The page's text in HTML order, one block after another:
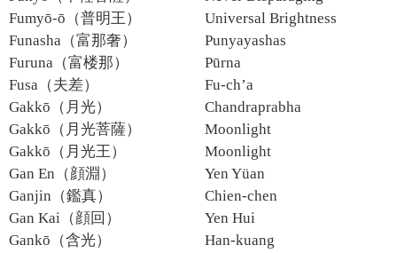
Fumyō-ō（普明王）
Universal Brightness
Funasha（富那奢）
Punyayashas
Furuna（富楼那）
Pūrna
Fusa（夫差）
Fu-ch’a
Gakkō（月光）
Chandraprabha
Gakkō（月光菩薩）
Moonlight
Gakkō（月光王）
Moonlight
Gan En（顔淵）
Yen Yüan
Ganjin（鑑真）
Chien-chen
Gan Kai（顔回）
Yen Hui
Gankō（含光）
Han-kuang